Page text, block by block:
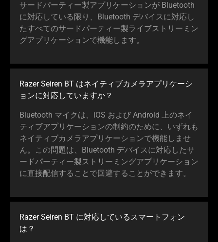
サードパーティー製アプリケーションが Bluetooth
に対応している限り、Bluetooth デバイスに対応し
たすべてのサードパーティー製ライブストリーミン
グアプリケーションで機能します。
Razer Seiren BT はネイティブカメラアプリケーシ
ョンに対応していますか？
Bluetooth マイクは、iOS および Android 上のネイ
ティブアプリケーションの制約のために、いずれも
ネイティブカメラアプリケーションで機能しませ
ん。この問題は、Bluetooth デバイスに対応したサ
ードパーティー製ストリーミングアプリケーション
に直接配信することで回避することができます。
Razer Seiren BT に対応しているスマートフォン
は？